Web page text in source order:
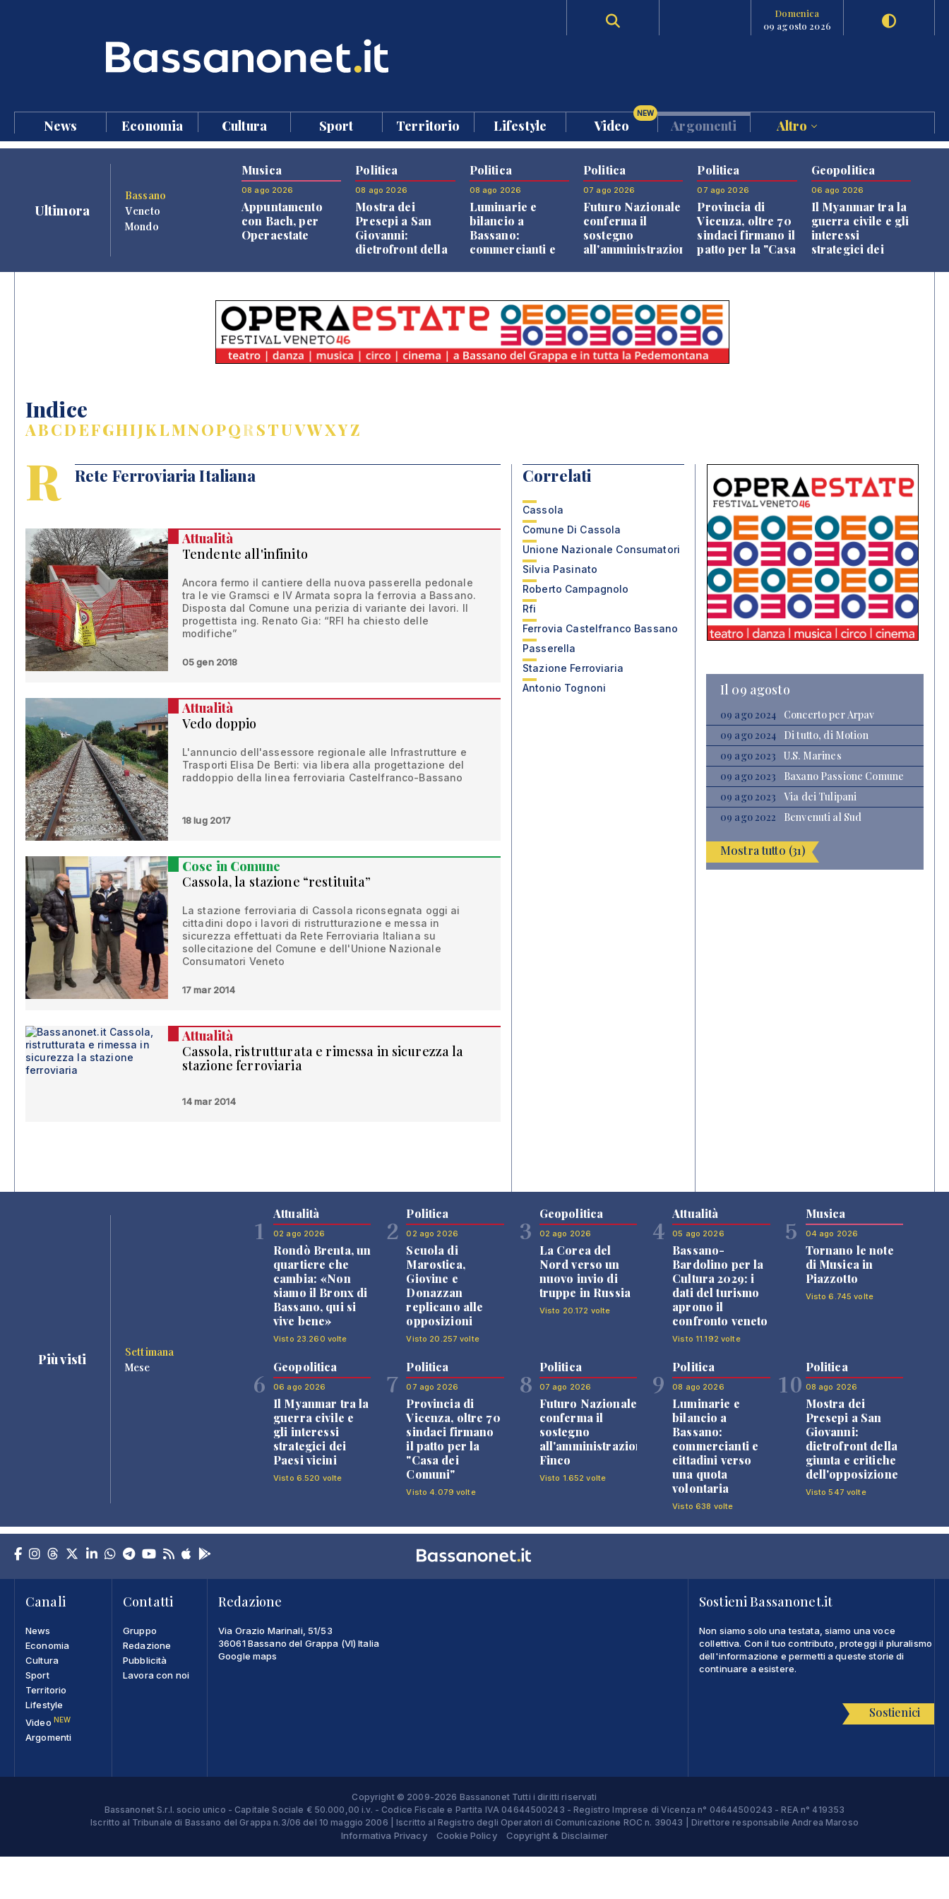
Domenica
09 agosto 2026
News Economia Cultura Sport Territorio Lifestyle Video
NEW
Argomenti Altro
Ultimora
Bassano
Veneto
Mondo
Musica
08 ago 2026
Appuntamento
con Bach, per
Operaestate
Politica
08 ago 2026
Mostra dei
Presepi a San
Giovanni:
dietrofront della
Politica
08 ago 2026
Luminarie e
bilancio a
Bassano:
commercianti e
Politica
07 ago 2026
Futuro Nazionale
conferma il
sostegno
all'amministrazione
Politica
07 ago 2026
Provincia di
Vicenza, oltre 70
sindaci firmano il
patto per la "Casa
Geopolitica
06 ago 2026
Il Myanmar tra la
guerra civile e gli
interessi
strategici dei
Indice
ABCDEFGHIJKLMNOPQRSTUVWXYZ
R Rete Ferroviaria Italiana
Attualità
Tendente all'infinito
Ancora fermo il cantiere della nuova passerella pedonale
tra le vie Gramsci e IV Armata sopra la ferrovia a Bassano.
Disposta dal Comune una perizia di variante dei lavori. Il
progettista ing. Renato Gia: “RFI ha chiesto delle
modifiche”
05 gen 2018
Attualità
Vedo doppio
L'annuncio dell'assessore regionale alle Infrastrutture e
Trasporti Elisa De Berti: via libera alla progettazione del
raddoppio della linea ferroviaria Castelfranco-Bassano
18 lug 2017
Cose in Comune
Cassola, la stazione “restituita”
La stazione ferroviaria di Cassola riconsegnata oggi ai
cittadini dopo i lavori di ristrutturazione e messa in
sicurezza effettuati da Rete Ferroviaria Italiana su
sollecitazione del Comune e dell'Unione Nazionale
Consumatori Veneto
17 mar 2014
Attualità
Cassola, ristrutturata e rimessa in sicurezza la
stazione ferroviaria
14 mar 2014
Correlati
Cassola
Comune Di Cassola
Unione Nazionale Consumatori
Silvia Pasinato
Roberto Campagnolo
Rfi
Ferrovia Castelfranco Bassano
Passerella
Stazione Ferroviaria
Antonio Tognoni
Il 09 agosto
09 ago 2024
Concerto per Arpav
09 ago 2024
Di tutto, di Motion
09 ago 2023
U.S. Marines
09 ago 2023
Baxano Passione Comune
09 ago 2023
Via dei Tulipani
09 ago 2022
Benvenuti al Sud
Mostra tutto (31)
Più visti
Settimana
Mese
1
Attualità
02 ago 2026
Rondò Brenta, un
quartiere che
cambia: «Non
siamo il Bronx di
Bassano, qui si
vive bene»
Visto 23.260 volte
2
Politica
02 ago 2026
Scuola di
Marostica,
Giovine e
Donazzan
replicano alle
opposizioni
Visto 20.257 volte
3
Geopolitica
02 ago 2026
La Corea del
Nord verso un
nuovo invio di
truppe in Russia
Visto 20.172 volte
4
Attualità
05 ago 2026
Bassano-
Bardolino per la
Cultura 2029: i
dati del turismo
aprono il
confronto veneto
Visto 11.192 volte
5
Musica
04 ago 2026
Tornano le note
di Musica in
Piazzotto
Visto 6.745 volte
6
Geopolitica
06 ago 2026
Il Myanmar tra la
guerra civile e
gli interessi
strategici dei
Paesi vicini
Visto 6.520 volte
7
Politica
07 ago 2026
Provincia di
Vicenza, oltre 70
sindaci firmano
il patto per la
"Casa dei
Comuni"
Visto 4.079 volte
8
Politica
07 ago 2026
Futuro Nazionale
conferma il
sostegno
all'amministrazione
Finco
Visto 1.652 volte
9
Politica
08 ago 2026
Luminarie e
bilancio a
Bassano:
commercianti e
cittadini verso
una quota
volontaria
Visto 638 volte
10
Politica
08 ago 2026
Mostra dei
Presepi a San
Giovanni:
dietrofront della
giunta e critiche
dell'opposizione
Visto 547 volte
Canali
News
Economia
Cultura
Sport
Territorio
Lifestyle
Video NEW
Argomenti
Contatti
Gruppo
Redazione
Pubblicità
Lavora con noi
Redazione
Via Orazio Marinali, 51/53
36061 Bassano del Grappa (VI) Italia
Google maps
Sostieni Bassanonet.it
Non siamo solo una testata, siamo una voce
collettiva. Con il tuo contributo, proteggi il pluralismo
dell'informazione e permetti a queste storie di
continuare a esistere.
Sostienici
Copyright © 2009-2026 Bassanonet Tutti i diritti riservati
Bassanonet S.r.l. socio unico - Capitale Sociale € 50.000,00 i.v. - Codice Fiscale e Partita IVA 04644500243 - Registro Imprese di Vicenza n° 04644500243 - REA n° 419353
Iscritto al Tribunale di Bassano del Grappa n.3/06 del 10 maggio 2006 | Iscritto al Registro degli Operatori di Comunicazione ROC n. 39043 | Direttore responsabile Andrea Maroso
Informativa Privacy Cookie Policy Copyright & Disclaimer